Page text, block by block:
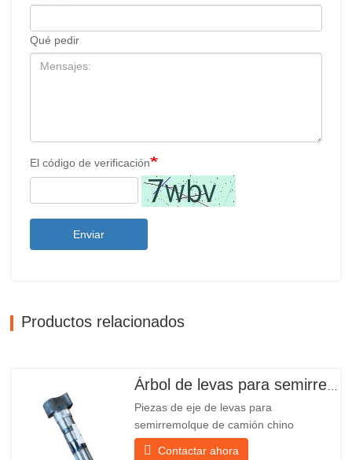
Qué pedir
El código de verificación
Enviar
Productos relacionados
Piezas de eje de levas para
semirremolque de camión chino
PO218971, muy vendidas Presupuesto
Contactar ahora